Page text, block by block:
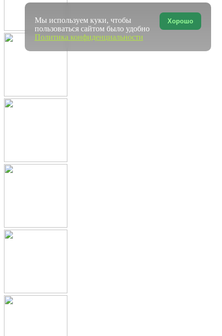
Хорошо
Мы используем куки, чтобы
пользоваться сайтом было удобно
Политика конфиденциальности